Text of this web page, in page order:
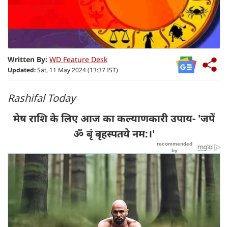
Written By: WD Feature Desk
Updated:Sat, 11 May 2024 (13:37 IST)
Rashifal Today
मेष राशि के लिए आज का कल्याणकारी उपाय- 'जपें
ॐ बृं बृहस्पतये नम:।'